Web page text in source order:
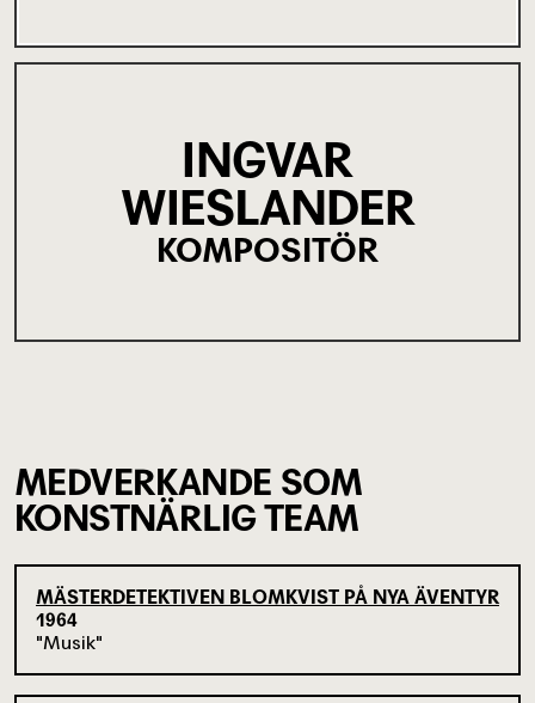
INGVAR
WIESLANDER
KOMPOSITÖR
MEDVERKANDE SOM
KONSTNÄRLIG TEAM
MÄSTERDETEKTIVEN BLOMKVIST PÅ NYA ÄVENTYR
1964
Musik